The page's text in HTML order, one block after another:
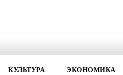
КУЛЬТУРА ЭКОНОМИКА